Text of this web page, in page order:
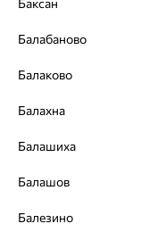
Баксан
Балабаново
Балаково
Балахна
Балашиха
Балашов
Балезино